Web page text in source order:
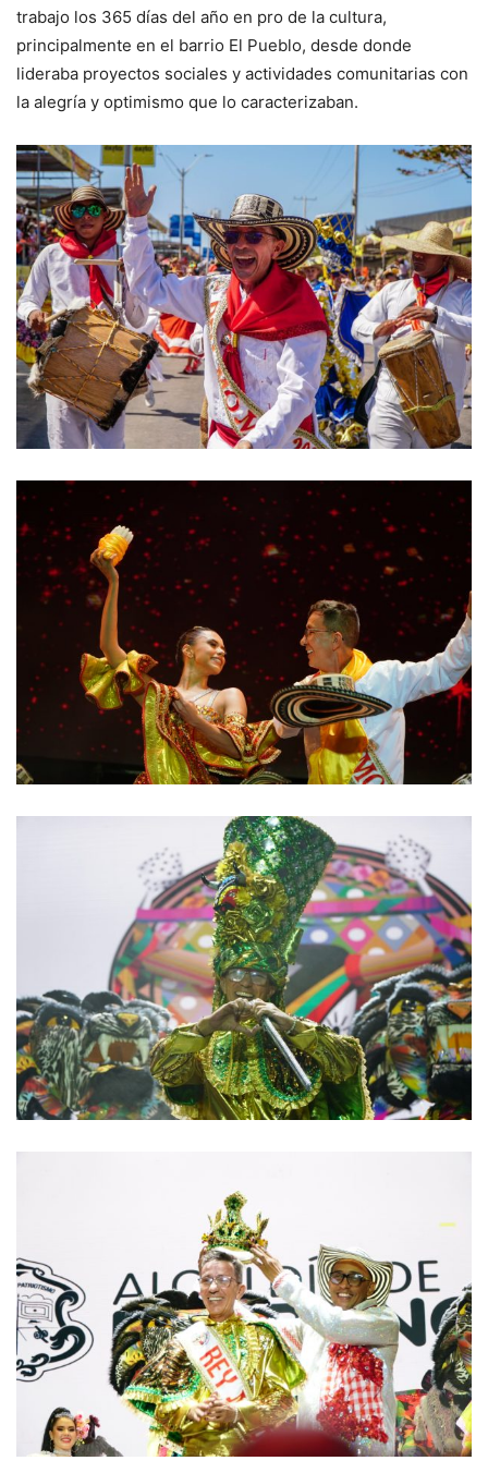
trabajo los 365 días del año en pro de la cultura,
principalmente en el barrio El Pueblo, desde donde
lideraba proyectos sociales y actividades comunitarias con
la alegría y optimismo que lo caracterizaban.